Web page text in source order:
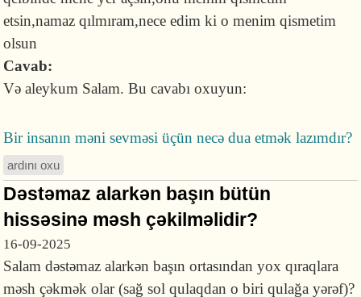
etsin,namaz qılmıram,nece edim ki o menim qismetim
olsun
Cavab:
Və aleykum Salam. Bu cavabı oxuyun:
Bir insanın məni sevməsi üçün necə dua etmək lazımdır?
ardını oxu
Dəstəmaz alarkən başın bütün
hissəsinə məsh çəkilməlidir?
16-09-2025
Salam dəstəmaz alarkən başın ortasından yox qıraqlara
məsh çəkmək olar (sağ sol qulaqdan o biri qulağa yərəf)?